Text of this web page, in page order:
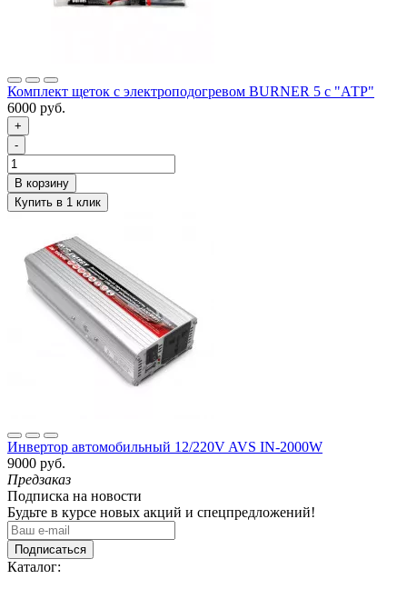
Комплект щеток с электроподогревом BURNER 5 с "АТР"
6000 руб.
+
-
Инвертор автомобильный 12/220V AVS IN-2000W
9000 руб.
Предзаказ
Подписка на новости
Будьте в курсе новых акций и спецпредложений!
Подписаться
Каталог: